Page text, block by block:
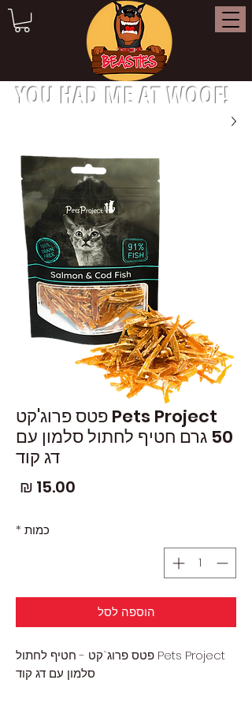
YOU HAD ME AT WOOF!
Pets Project פטס פרוג'קט
50 גרם חטיף לחתול סלמון עם
דג קוד
כמות *
הוספה לסל
Pets Project פטס פרוג`קט - חטיף לחתול
סלמון עם דג קוד